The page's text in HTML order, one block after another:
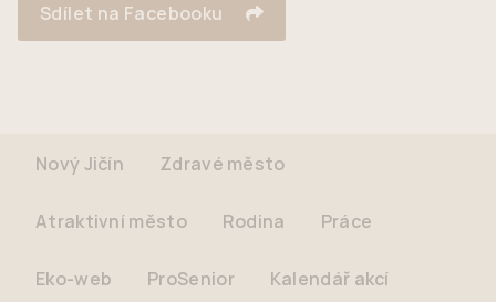
Sdílet na Facebooku
Nový Jičín Zdravé město
Atraktivní město Rodina Práce
Eko-web ProSenior Kalendář akcí